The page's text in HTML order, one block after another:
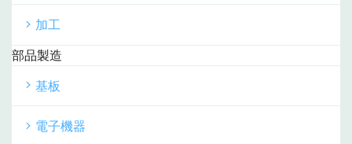
加工
部品製造
基板
電子機器